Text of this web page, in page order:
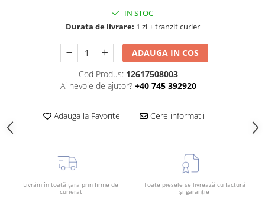
IN STOC
Durata de livrare: 1 zi + tranzit curier
ADAUGA IN COS
Cod Produs: 12617508003
Ai nevoie de ajutor? +40 745 392920
Adauga la Favorite Cere informatii
Livrăm în toată țara prin firme de
curierat
Toate piesele se livrează cu factură
și garanție